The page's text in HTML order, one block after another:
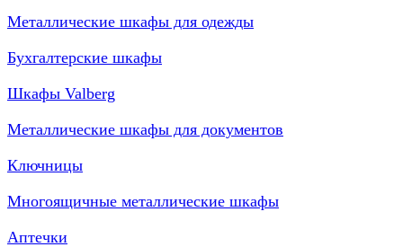
Металлические шкафы для одежды
Бухгалтерские шкафы
Шкафы Valberg
Металлические шкафы для документов
Ключницы
Многоящичные металлические шкафы
Аптечки